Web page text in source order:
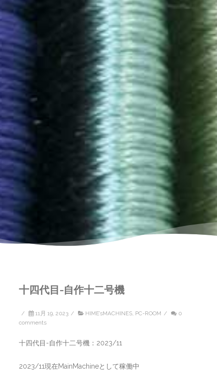
十四代目-自作十二号機
/ 11月 19, 2023 / HIME’sMACHINES PC-ROOM /
0
comments
十四代目-自作十二号機：2023/11
2023/11現在MainMachineとして稼働中